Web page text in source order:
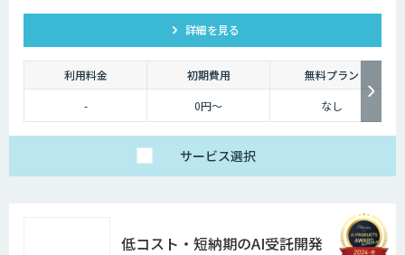
詳細を見る
利用料金 初期費用
無料プラン
-
0円～ なし
サービス選択
低コスト・短納期のAI受託開発